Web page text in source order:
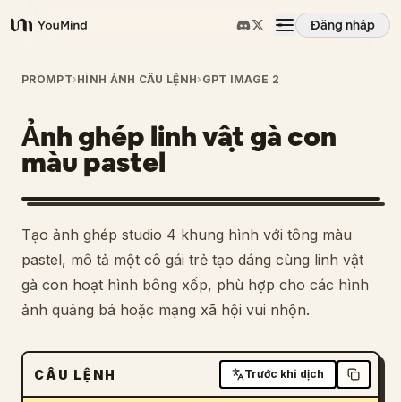
YouMind
Đăng nhập
Tổng quan
Các trường hợp sử dụng
Kỹ năng
Lời nhắc
Giá cả
Tải xuống
PROMPT›HÌNH ẢNH CÂU LỆNH› GPT IMAGE 2
Ảnh ghép linh vật gà con
màu pastel
Tạo ảnh ghép studio 4 khung hình với tông màu
pastel, mô tả một cô gái trẻ tạo dáng cùng linh vật
gà con hoạt hình bông xốp, phù hợp cho các hình
ảnh quảng bá hoặc mạng xã hội vui nhộn.
CÂU LỆNH Trước khi dịch